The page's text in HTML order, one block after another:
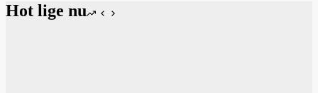
Hot lige nu